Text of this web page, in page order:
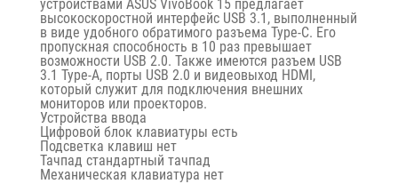
устройствами ASUS VivoBook 15 предлагает
высокоскоростной интерфейс USB 3.1, выполненный
в виде удобного обратимого разъема Type-C. Его
пропускная способность в 10 раз превышает
возможности USB 2.0. Также имеются разъем USB
3.1 Type-A, порты USB 2.0 и видеовыход HDMI,
который служит для подключения внешних
мониторов или проекторов.
Устройства ввода
Цифровой блок клавиатуры есть
Подсветка клавиш нет
Тачпад стандартный тачпад
Механическая клавиатура нет